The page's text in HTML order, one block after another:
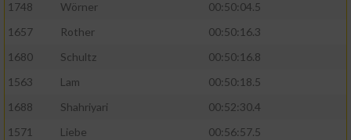
1748
Wörner
00:50:04.5
1657
Rother
00:50:16.3
1680
Schultz
00:50:16.8
1563
Lam
00:50:18.5
1688
Shahriyari
00:52:30.4
1571
Liebe
00:56:57.5